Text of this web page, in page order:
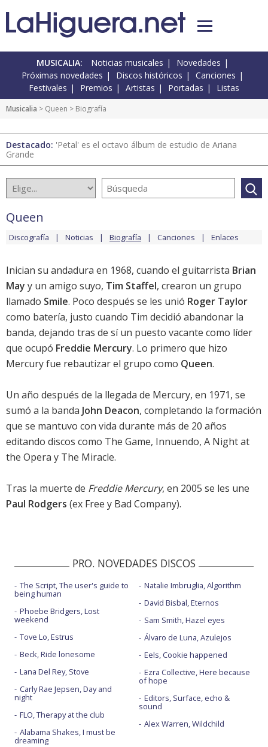
MUSICALIA: Noticias musicales
Novedades
Próximas novedades
Discos históricos
Canciones
Festivales
Premios Artistas Portadas Listas
Musicalia > Queen > Biografía
Destacado: 'Petal' es el octavo álbum de estudio de Ariana
Grande
Queen
Discografía Noticias Biografía Canciones Enlaces
Inician su andadura en 1968, cuando el guitarrista Brian
May y un amigo suyo, Tim Staffel, crearon un grupo
llamado Smile. Poco después se les unió Roger Taylor
como batería, justo cuando Tim decidió abandonar la
banda, dejando tras de sí un puesto vacante como líder
que ocupó Freddie Mercury. Lo primero que hizo
Mercury fue rebautizar el grupo como Queen.
Un año después de la llegada de Mercury, en 1971, se
sumó a la banda John Deacon, completando la formación
que se mantuvo con vida durante más de 20 años
editando discos como The Game, Innuendo, A Night at
the Opera y The Miracle.
Tras la muerte de Freddie Mercury, en 2005 se les une
Paul Rodgers (ex Free y Bad Company).
PRO. NOVEDADES DISCOS
The Script, The user's guide to
being human
Phoebe Bridgers, Lost
weekend
Tove Lo, Estrus
Beck, Ride lonesome
Lana Del Rey, Stove
Carly Rae Jepsen, Day and
night
FLO, Therapy at the club
Alabama Shakes, I must be
dreaming
Natalie Imbruglia, Algorithm
David Bisbal, Eternos
Sam Smith, Hazel eyes
Álvaro de Luna, Azulejos
Eels, Cookie happened
Ezra Collective, Here because
of hope
Editors, Surface, echo &
sound
Alex Warren, Wildchild